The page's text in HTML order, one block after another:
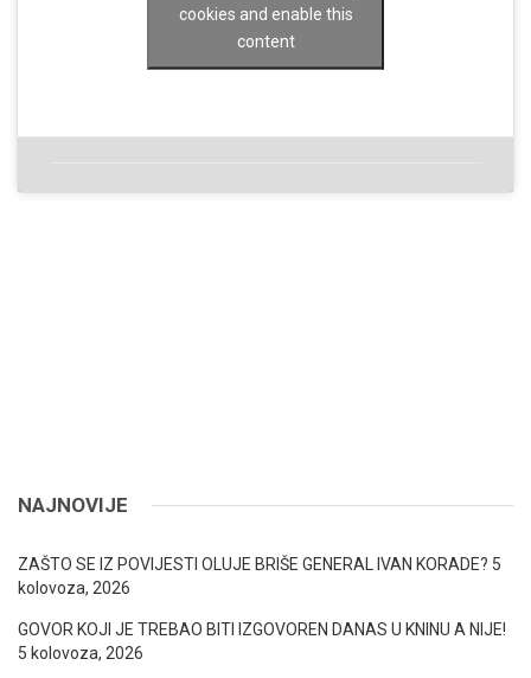
cookies and enable this
content
NAJNOVIJE
ZAŠTO SE IZ POVIJESTI OLUJE BRIŠE GENERAL IVAN KORADE? 5
kolovoza, 2026
GOVOR KOJI JE TREBAO BITI IZGOVOREN DANAS U KNINU A NIJE!
5 kolovoza, 2026